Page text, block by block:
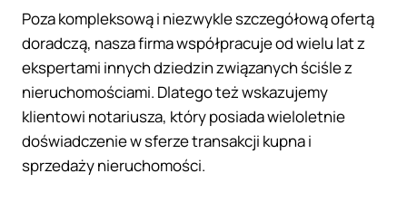
Poza kompleksową i niezwykle szczegółową ofertą
doradczą, nasza firma współpracuje od wielu lat z
ekspertami innych dziedzin związanych ściśle z
nieruchomościami. Dlatego też wskazujemy
klientowi notariusza, który posiada wieloletnie
doświadczenie w sferze transakcji kupna i
sprzedaży nieruchomości.